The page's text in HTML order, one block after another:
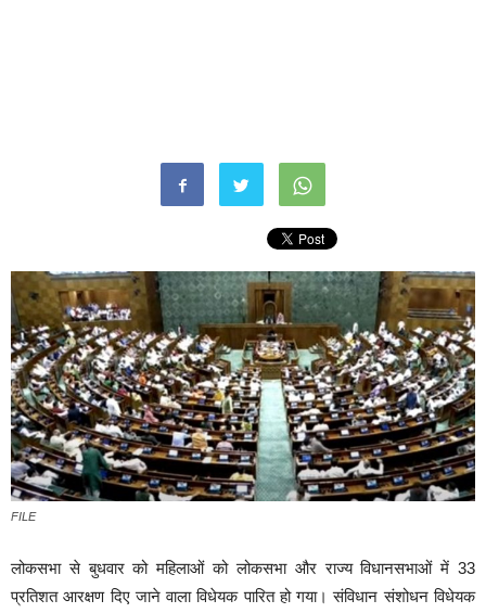
FILE
लोकसभा से बुधवार को महिलाओं को लोकसभा और राज्य विधानसभाओं में 33
प्रतिशत आरक्षण दिए जाने वाला विधेयक पारित हो गया। संविधान संशोधन विधेयक